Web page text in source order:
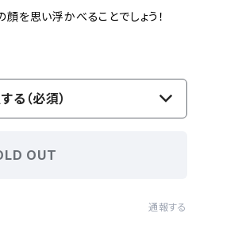
顔を思い浮かべることでしょう！
る（必須）
OUT
通報する